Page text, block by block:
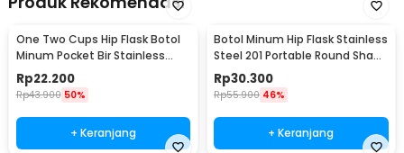
One Two Cups Hip Flask Botol
Minum Pocket Bir Stainless
Steel 201 8oz - MS351
Rp22.200
Rp43.900 50%
+ Keranjang
Botol Minum Hip Flask Stainless
Steel 201 Portable Round Shape
150ml - B-5
Rp30.300
Rp55.900 46%
+ Keranjang